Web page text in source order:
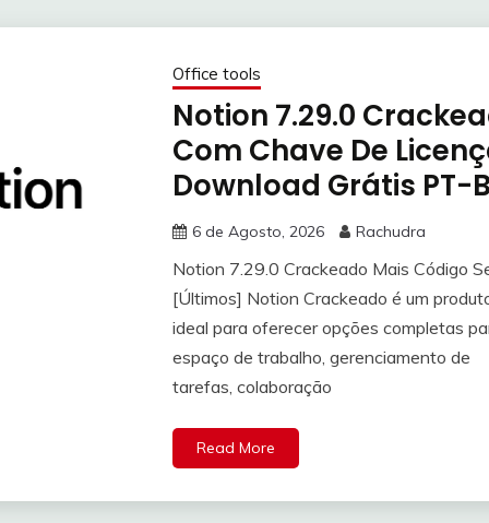
Office tools
Notion 7.29.0
Com Chave De
Download Grátis PT-
6 de Agosto, 2026 Rachudra
Notion 7.29.0 Crackeado Mais Código
[Últimos] Notion Crackeado é um
ideal para oferecer opções completas
espaço de trabalho, gerenciamento de
tarefas, colaboração
Read More